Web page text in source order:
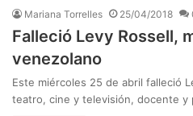
Mariana Torrelles 25/04/2018
Falleció Levy Rossell,
venezolano
Este miércoles 25 de abril falleció
teatro, cine y televisión, docente y